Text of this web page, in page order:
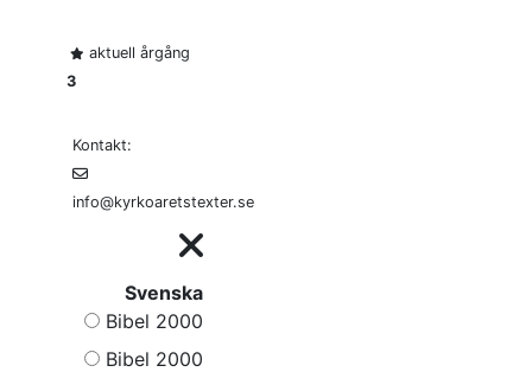
aktuell årgång
3
Kontakt:
info@kyrkoaretstexter.se
Svenska
Bibel 2000
Bibel 2000